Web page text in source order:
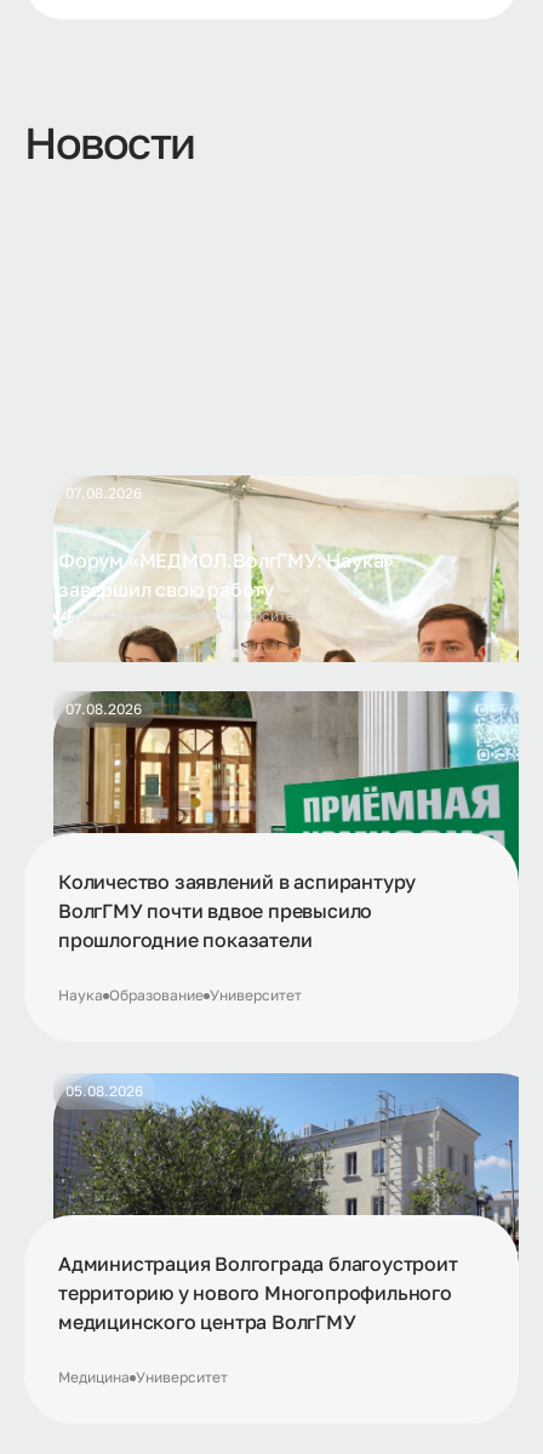
Новости
07.08.2026
Форум «МЕДМОЛ.ВолгГМУ: Наука»
завершил свою работу
Наука Образование Университет
07.08.2026
Количество заявлений в аспирантуру
ВолгГМУ почти вдвое превысило
прошлогодние показатели
Наука Образование Университет
05.08.2026
Администрация Волгограда благоустроит
территорию у нового Многопрофильного
медицинского центра ВолгГМУ
Медицина Университет